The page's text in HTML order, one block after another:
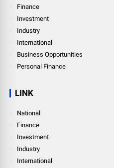
Finance
Investment
Industry
International
Business Opportunities
Personal Finance
LINK
National
Finance
Investment
Industry
International